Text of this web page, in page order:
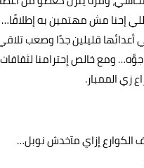
إحنا مش مهتمين به إطلاقًا…
أعدائها قليلين جدًا وصعب
خالص إحترامنا لثقافات
زي الممبار.
الكوارع إزاي مآخدش نوبل…